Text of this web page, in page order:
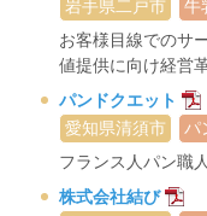
岩手県二戸市
牛
お客様目線でのサ
値提供に向け経営
パンドクエット
愛知県清須市
パ
フランス人パン職
株式会社結び